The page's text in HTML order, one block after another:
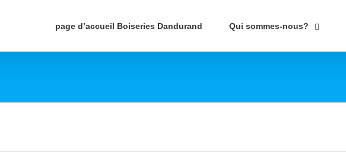
page d’accueil Boiseries Dandurand Qui sommes-nous?